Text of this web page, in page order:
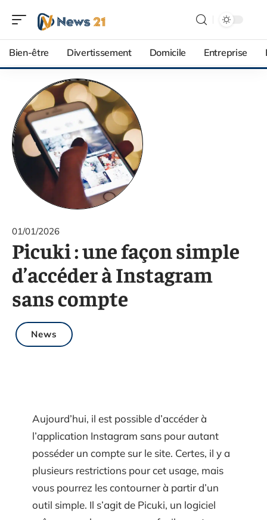
Bien-être Divertissement Domicile Entreprise
01/01/2026
Picuki : une façon simple
d’accéder à Instagram
sans compte
News
Aujourd’hui, il est possible d’accéder à
l’application Instagram sans pour autant
posséder un compte sur le site. Certes, il y a
plusieurs restrictions pour cet usage, mais
vous pourrez les contourner à partir d’un
outil simple. Il s’agit de Picuki, un logiciel